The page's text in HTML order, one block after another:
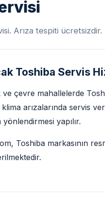
Arıza tespiti
Toshiba Servis
çevre mahallelerde
arızalarında servis
yapılır.
Toshiba markasının